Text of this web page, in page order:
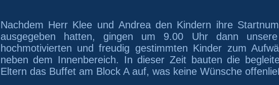
Nachdem Herr Klee und Andrea den Kindern ihre
ausgegeben hatten, gingen
um 9.00 Uhr dann
hochmotivierten und freudig gestimmten Kinder zum
neben dem Innenbereich. In dieser Zeit bauten die
Eltern das Buffet am Block A auf, was keine Wünsche